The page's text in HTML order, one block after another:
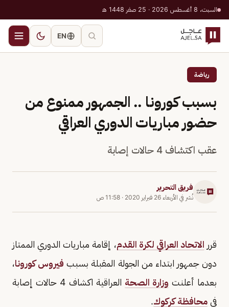
السبت، 8 أغسطس 2026 · 25 صفر 1448 هـ
EN
رياضة
بسبب كورونا .. الجمهور ممنوع من
حضور مباريات الدوري العراقي
عقب اكتشاف 4 حالات إصابة
فريق التحرير
نُشر في الأربعاء 26 فبراير 2020 · 11:58 ص
قرر الاتحاد العراقي لكرة القدم، إقامة مباريات الدوري الممتاز
دون جمهور ابتداء من الجولة المقبلة بسبب فيروس كورونا،
بعدما أعلنت وزارة الصحة
العراقية اكشاف 4 حالات إصابة
في محافظة كركوك.